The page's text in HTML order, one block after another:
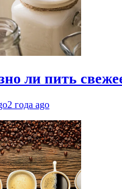
ли пить
2 года ago